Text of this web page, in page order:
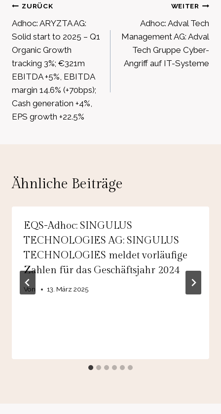
Beitragsnavigation
ZURÜCK
Adhoc: ARYZTA AG:
Solid start to 2025 – Q1
Organic Growth
tracking 3%; €321m
EBITDA +5%, EBITDA
margin 14.6% (+70bps);
Cash generation +4%,
EPS growth +22.5%
WEITER
Adhoc: Adval Tech
Management AG: Adval
Tech Gruppe Cyber-
Angriff auf IT-Systeme
Ähnliche Beiträge
EQS-Adhoc: SINGULUS
TECHNOLOGIES AG: SINGULUS
TECHNOLOGIES meldet vorläufige
Zahlen für das Geschäftsjahr 2024
Von 13. März 2025